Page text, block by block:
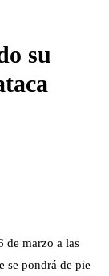
su
de marzo a las
se pondrá de pie